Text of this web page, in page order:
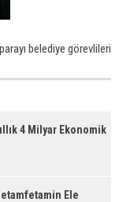
belediye görevlileri
4 Milyar Ekonomik
Ele